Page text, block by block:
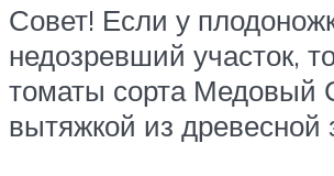
Совет! Если у
недозревший участок,
томаты сорта Медовый
вытяжкой из древесной